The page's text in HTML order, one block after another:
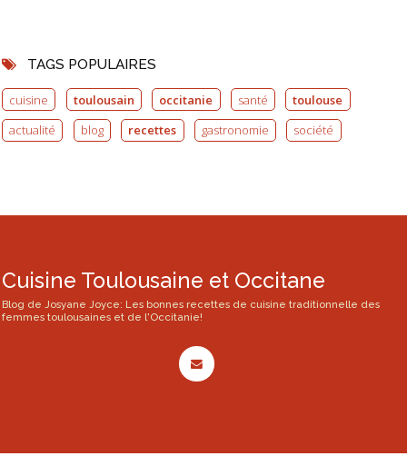
TAGS POPULAIRES
cuisine toulousain occitanie santé
toulouse
actualité
blog recettes gastronomie société
Cuisine Toulousaine et Occitane
Blog de Josyane Joyce: Les bonnes recettes de cuisine traditionnelle des
femmes toulousaines et de l'Occitanie!